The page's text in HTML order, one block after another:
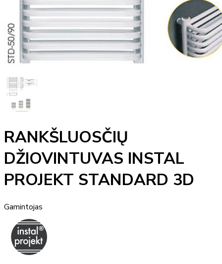
RANKŠLUOSČIŲ
DŽIOVINTUVAS INSTAL
PROJEKT STANDARD 3D
Gamintojas